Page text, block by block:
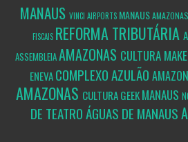
MANAUS VINCI AIRPORTS MANAUSAMAZONAS
FISCAIS REFORMA TRIBUTÁRIA
ASSEMBLEIAAMAZONAS CULTURA
ENEVACOMPLEXO AZULÃO
AMAZONAS CULTURA GEEKMANAUS
DE TEATRO ÁGUAS DE MANAUS